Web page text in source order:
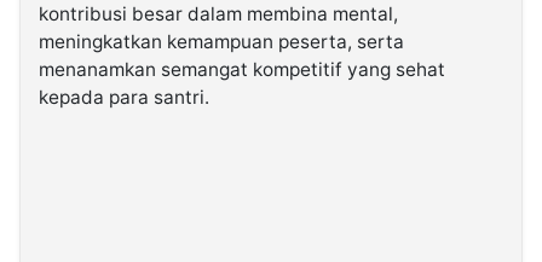
kontribusi besar dalam membina mental,
meningkatkan kemampuan peserta, serta
menanamkan semangat kompetitif yang sehat
kepada para santri.